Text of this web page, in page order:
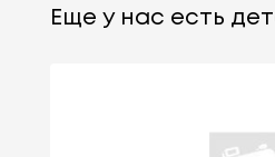
Еще у нас есть